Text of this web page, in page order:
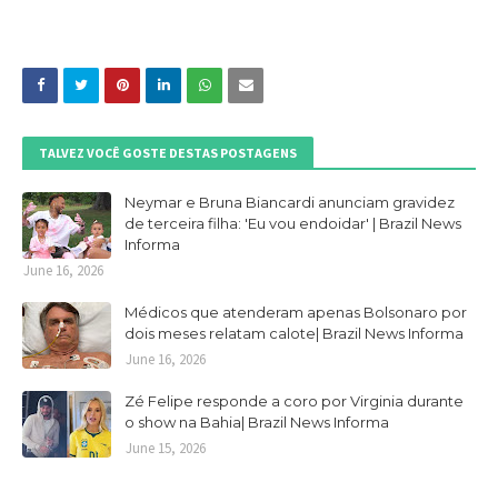
TALVEZ VOCÊ GOSTE DESTAS POSTAGENS
Neymar e Bruna Biancardi anunciam gravidez
de terceira filha: 'Eu vou endoidar' | Brazil News
Informa
June 16, 2026
Médicos que atenderam apenas Bolsonaro por
dois meses relatam calote| Brazil News Informa
June 16, 2026
Zé Felipe responde a coro por Virginia durante
o show na Bahia| Brazil News Informa
June 15, 2026